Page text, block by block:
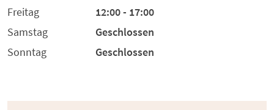
Freitag
12:00 - 17:00
Samstag
Geschlossen
Sonntag
Geschlossen